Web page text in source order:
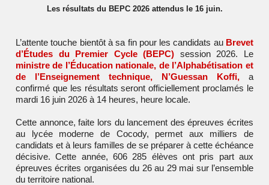
Les résultats du BEPC 2026 attendus le 16 juin.
L’attente touche bientôt à sa fin pour les candidats au Brevet
d’Études du Premier Cycle (BEPC) session 2026. Le
ministre de l’Éducation nationale, de l’Alphabétisation et
de l’Enseignement technique, N’Guessan Koffi, a
confirmé que les résultats seront officiellement proclamés le
mardi 16 juin 2026 à 14 heures, heure locale.
Cette annonce, faite lors du lancement des épreuves écrites
au lycée moderne de Cocody, permet aux milliers de
candidats et à leurs familles de se préparer à cette échéance
décisive. Cette année, 606 285 élèves ont pris part aux
épreuves écrites organisées du 26 au 29 mai sur l’ensemble
du territoire national.